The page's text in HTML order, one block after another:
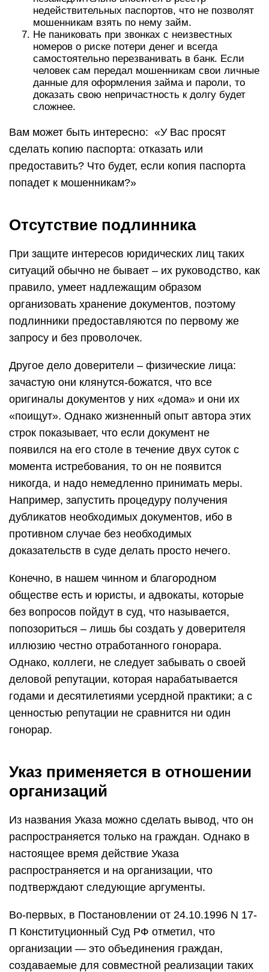
недействительных паспортов, что не позволят
мошенникам взять по нему займ.
Не паниковать при звонках с неизвестных
номеров о риске потери денег и всегда
самостоятельно перезванивать в банк. Если
человек сам передал мошенникам свои личные
данные для оформления займа и пароли, то
доказать свою непричастность к долгу будет
сложнее.
Вам может быть интересно: «У Вас просят
сделать копию паспорта: отказать или
предоставить? Что будет, если копия паспорта
попадет к мошенникам?»
Отсутствие подлинника
При защите интересов юридических лиц таких
ситуаций обычно не бывает – их руководство, как
правило, умеет надлежащим образом
организовать хранение документов, поэтому
подлинники предоставляются по первому же
запросу и без проволочек.
Другое дело доверители – физические лица:
зачастую они клянутся-божатся, что все
оригиналы документов у них «дома» и они их
«поищут». Однако жизненный опыт автора этих
строк показывает, что если документ не
появился на его столе в течение двух суток с
момента истребования, то он не появится
никогда, и надо немедленно принимать меры.
Например, запустить процедуру получения
дубликатов необходимых документов, ибо в
противном случае без необходимых
доказательств в суде делать просто нечего.
Конечно, в нашем чинном и благородном
обществе есть и юристы, и адвокаты, которые
без вопросов пойдут в суд, что называется,
попозориться – лишь бы создать у доверителя
иллюзию честно отработанного гонорара.
Однако, коллеги, не следует забывать о своей
деловой репутации, которая нарабатывается
годами и десятилетиями усердной практики; а с
ценностью репутации не сравнится ни один
гонорар.
Указ применяется в отношении
организаций
Из названия Указа можно сделать вывод, что он
распространяется только на граждан. Однако в
настоящее время действие Указа
распространяется и на организации, что
подтверждают следующие аргументы.
Во-первых, в Постановлении от 24.10.1996 N 17-
П Конституционный Суд РФ отметил, что
организации — это объединения граждан,
создаваемые для совместной реализации таких